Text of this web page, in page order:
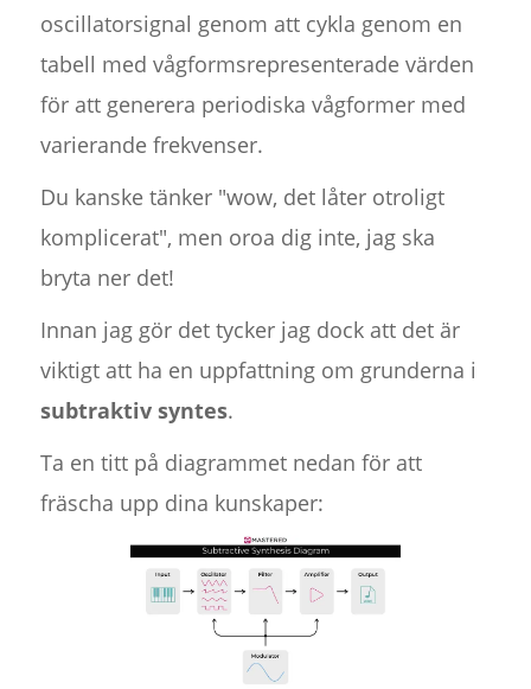
oscillatorsignal genom att cykla genom en
tabell med vågformsrepresenterade värden
för att generera periodiska vågformer med
varierande frekvenser.
Du kanske tänker "wow, det låter otroligt
komplicerat", men oroa dig inte, jag ska
bryta ner det!
Innan jag gör det tycker jag dock att det är
viktigt att ha en uppfattning om grunderna i
subtraktiv syntes.
Ta en titt på diagrammet nedan för att
fräscha upp dina kunskaper: